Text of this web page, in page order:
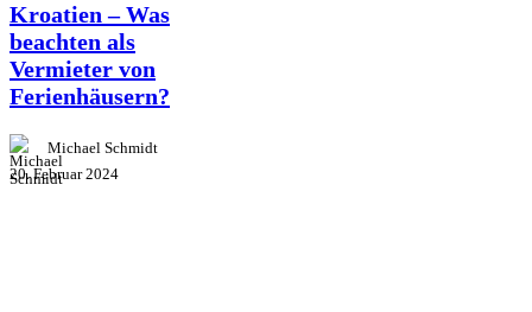
Kroatien – Was
beachten als
Vermieter von
Ferienhäusern?
Michael Schmidt
20. Februar 2024